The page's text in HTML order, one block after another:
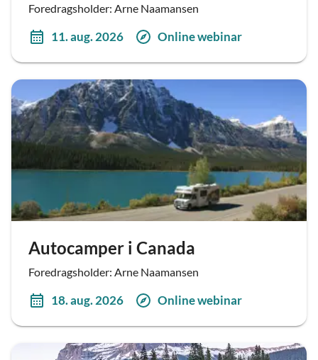
Foredragsholder: Arne Naamansen
11. aug. 2026 Online webinar
Autocamper i Canada
Foredragsholder: Arne Naamansen
18. aug. 2026 Online webinar